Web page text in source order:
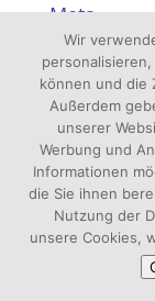
Meta
Anmelden
Eintrags-
Wir
können und die
Außerdem
unserer
Werbung und
Informationen
die Sie ihnen
Nutzung der
unsere Cookies,